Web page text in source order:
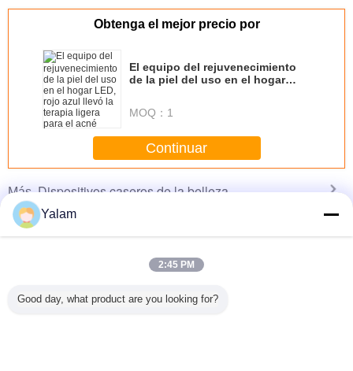
Obtenga el mejor precio por
El equipo del rejuvenecimiento
de la piel del uso en el hogar
MOQ： 1
Continuar
MásDispositivos caseros de la belleza
del
Slimming Beauty
Equipment /
Yalam
2:45 PM
Good day, what product are you looking for?